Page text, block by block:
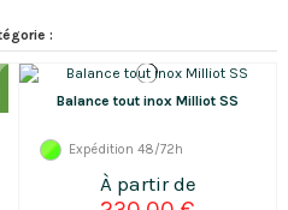
:
Balance tout inox Milliot SS
Expédition 48/72h